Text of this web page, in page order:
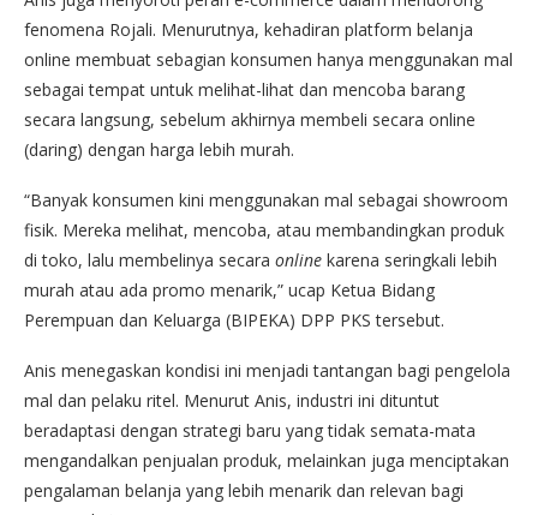
fenomena Rojali. Menurutnya, kehadiran platform belanja
online membuat sebagian konsumen hanya menggunakan mal
sebagai tempat untuk melihat-lihat dan mencoba barang
secara langsung, sebelum akhirnya membeli secara online
(daring) dengan harga lebih murah.
“Banyak konsumen kini menggunakan mal sebagai showroom
fisik. Mereka melihat, mencoba, atau membandingkan produk
di toko, lalu membelinya secara online karena seringkali lebih
murah atau ada promo menarik,” ucap Ketua Bidang
Perempuan dan Keluarga (BIPEKA) DPP PKS tersebut.
Anis menegaskan kondisi ini menjadi tantangan bagi pengelola
mal dan pelaku ritel. Menurut Anis, industri ini dituntut
beradaptasi dengan strategi baru yang tidak semata-mata
mengandalkan penjualan produk, melainkan juga menciptakan
pengalaman belanja yang lebih menarik dan relevan bagi